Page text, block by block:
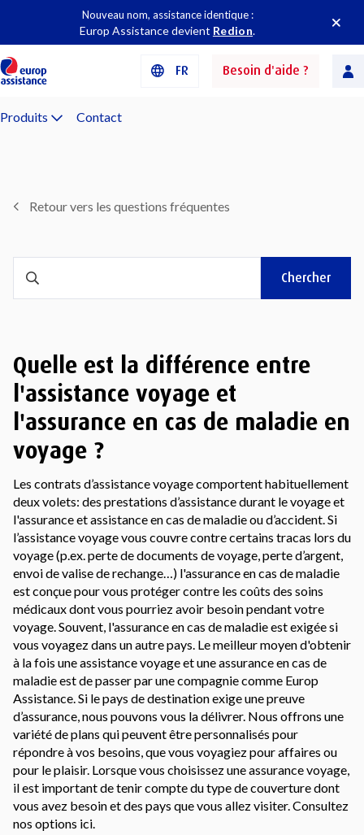
Nouveau nom, assistance identique :
Europ Assistance devient Redion.
FR Besoin d'aide ?
Produits Contact
Retour vers les questions fréquentes
Chercher
Quelle est la différence entre
l'assistance voyage et
l'assurance en cas de maladie en
voyage ?
Les contrats d’assistance voyage comportent habituellement
deux volets: des prestations d’assistance durant le voyage et
l'assurance et assistance en cas de maladie ou d’accident. Si
l’assistance voyage vous couvre contre certains tracas lors du
voyage (p.ex. perte de documents de voyage, perte d’argent,
envoi de valise de rechange…) l'assurance en cas de maladie
est conçue pour vous protéger contre les coûts des soins
médicaux dont vous pourriez avoir besoin pendant votre
voyage. Souvent, l'assurance en cas de maladie est exigée si
vous voyagez dans un autre pays. Le meilleur moyen d'obtenir
à la fois une assistance voyage et une assurance en cas de
maladie est de passer par une compagnie comme Europ
Assistance. Si le pays de destination exige une preuve
d’assurance, nous pouvons vous la délivrer. Nous offrons une
variété de plans qui peuvent être personnalisés pour
répondre à vos besoins, que vous voyagiez pour affaires ou
pour le plaisir. Lorsque vous choisissez une assurance voyage,
il est important de tenir compte du type de couverture dont
vous avez besoin et des pays que vous allez visiter. Consultez
nos options ici.